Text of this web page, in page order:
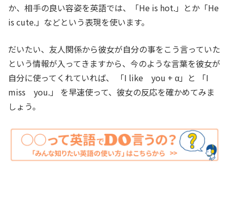
か、相手の良い容姿を英語では、「He is hot.」とか「He
is cute.」などという表現を使います。
だいたい、友人関係から彼女が自分の事をこう言っていた
という情報が入ってきますから、今のような言葉を彼女が
自分に使ってくれていれば、 「I like you + α」と 「I
miss you.」 を早速使って、彼女の反応を確かめてみま
しょう。